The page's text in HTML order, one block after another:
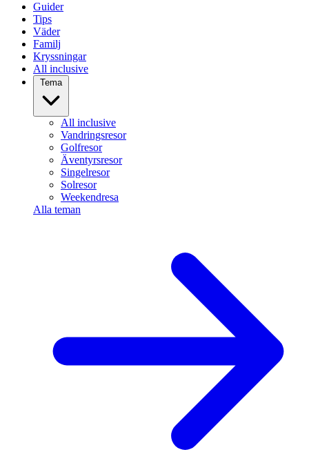
Guider
Tips
Väder
Familj
Kryssningar
All inclusive
Tema
All inclusive
Vandringsresor
Golfresor
Äventyrsresor
Singelresor
Solresor
Weekendresa
Alla teman